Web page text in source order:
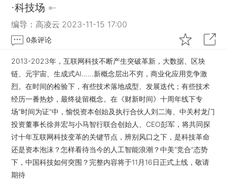
·科技场
编导：高凌云 2023-11-15 17:00
0条评论
2013-2023年，互联网科技不断产生突破革新，大数据、区块
链、元宇宙、生成式AI……新概念层出不穷，商业化应用竞争激
烈。在时间的检验下，有些技术落地成型、发展迭代；有些技术
经历一番热炒，最终徒留概念。在《财新时间》十周年线下专
场“时间为证”中，愉悦资本创始及执行合伙人刘二海、中关村龙门
投资董事长徐井宏与小马智行联合创始人、CEO彭军，将共同探
讨十年互联网科技变革的关键节点，辨别风口之下，是科技革命
还是资本泡沫？怎样看待当今的人工智能浪潮？中美“竞合”态势
下，中国科技如何突围？完整内容将于11月16日正式上线，敬请
期待